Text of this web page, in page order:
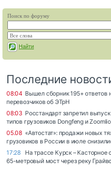
Поиск по форуму
Найти